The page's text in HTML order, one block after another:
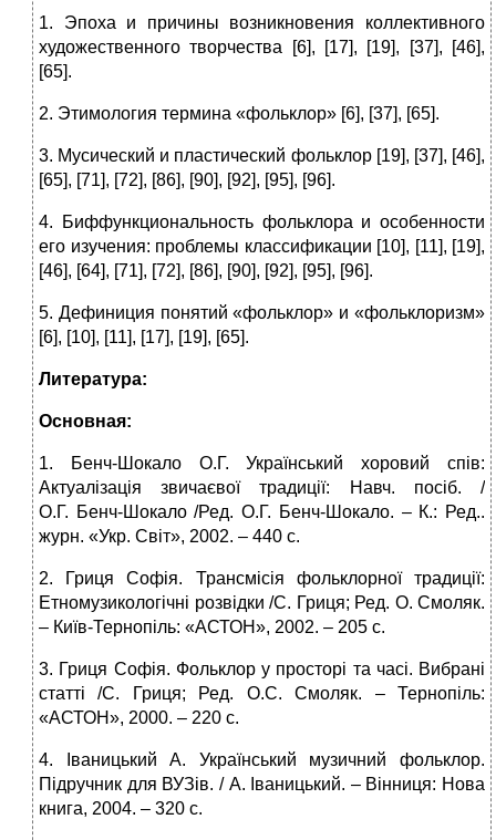
1. Эпоха и причины возникновения коллективного
художественного творчества [6], [17], [19], [37], [46],
[65].
2. Этимология термина «фольклор» [6], [37], [65].
3. Мусический и пластический фольклор [19], [37], [46],
[65], [71], [72], [86], [90], [92], [95], [96].
4. Биффункциональность фольклора и особенности
его изучения: проблемы классификации [10], [11], [19],
[46], [64], [71], [72], [86], [90], [92], [95], [96].
5. Дефиниция понятий «фольклор» и «фольклоризм»
[6], [10], [11], [17], [19], [65].
Литература:
Основная:
1. Бенч-Шокало О.Г. Український хоровий спів:
Актуалізація звичаєвої традиції: Навч. посіб. /
О.Г. Бенч-Шокало /Ред. О.Г. Бенч-Шокало. – К.: Ред..
журн. «Укр. Світ», 2002. – 440 с.
2. Гриця Софія. Трансмісія фольклорної традиції:
Етномузикологічні розвідки /С. Гриця; Ред. О. Смоляк.
– Київ-Тернопіль: «АСТОН», 2002. – 205 с.
3. Гриця Софія. Фольклор у просторі та часі. Вибрані
статті /С. Гриця; Ред. О.С. Смоляк. – Тернопіль:
«АСТОН», 2000. – 220 с.
4. Іваницький А. Український музичний фольклор.
Підручник для ВУЗів. / А. Іваницький. – Вінниця: Нова
книга, 2004. – 320 с.